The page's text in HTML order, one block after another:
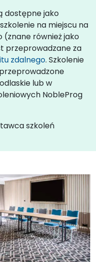
dostępne jako
na miejscu na
(znane również jako
przeprowadzane za
zdalnego. Szkolenie
lub w
NobleProg
szkoleń